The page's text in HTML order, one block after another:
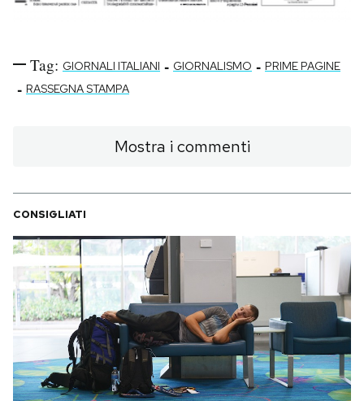
Tag: GIORNALI ITALIANI - GIORNALISMO - PRIME PAGINE
- RASSEGNA STAMPA
Mostra i commenti
CONSIGLIATI